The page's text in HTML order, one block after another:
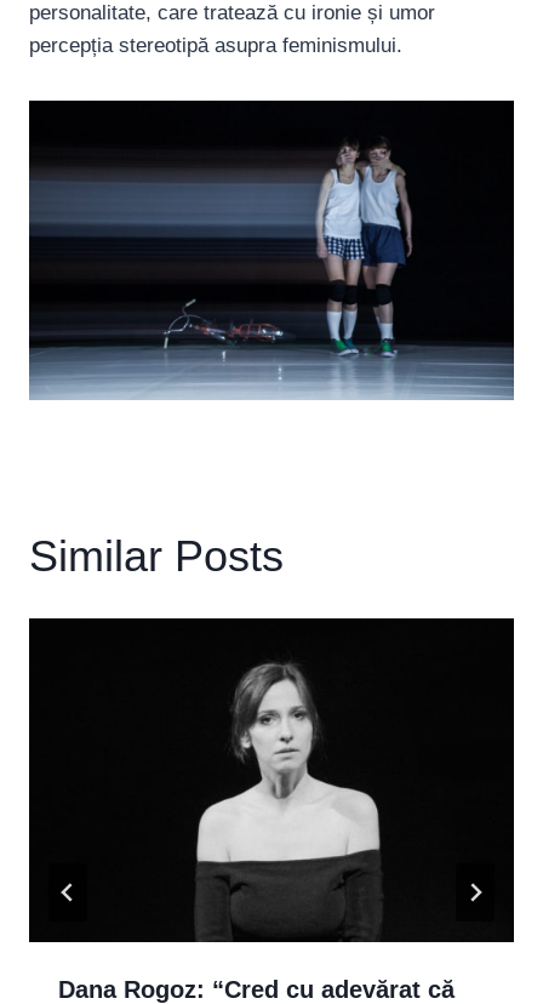
personalitate, care tratează cu ironie și umor
percepția stereotipă asupra feminismului.
Similar Posts
Dana Rogoz: “Cred cu adevărat că